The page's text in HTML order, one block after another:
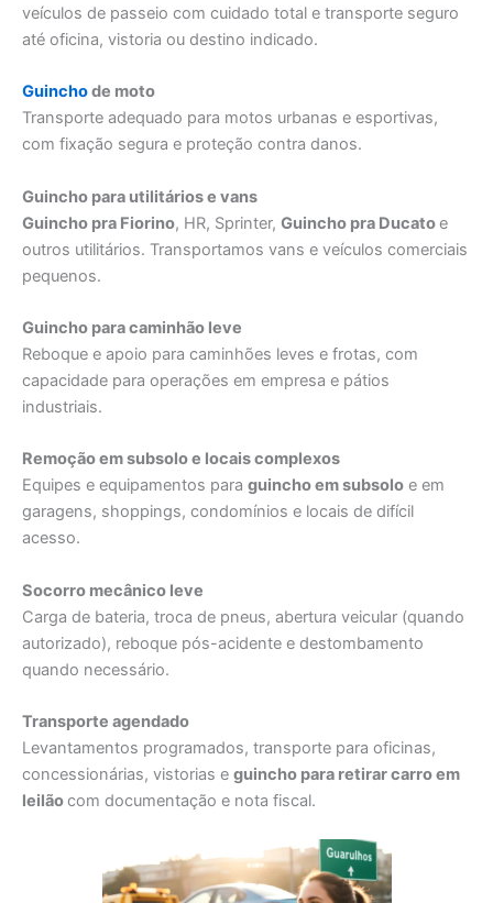
veículos de passeio com cuidado total e transporte seguro
até oficina, vistoria ou destino indicado.
Guinchode moto
Transporte adequado para motos urbanas e esportivas,
com fixação segura e proteção contra danos.
Guincho para utilitários e vans
Guincho pra Fiorino, HR, Sprinter, Guincho pra Ducatoe
outros utilitários. Transportamos vans e veículos comerciais
pequenos.
Guincho para caminhão leve
Reboque e apoio para caminhões leves e frotas, com
capacidade para operações em empresa e pátios
industriais.
Remoção em subsolo e locais complexos
Equipes e equipamentos para guincho em subsolo e em
garagens, shoppings, condomínios e locais de difícil
acesso.
Socorro mecânico leve
Carga de bateria, troca de pneus, abertura veicular (quando
autorizado), reboque pós-acidente e destombamento
quando necessário.
Transporte agendado
Levantamentos programados, transporte para oficinas,
concessionárias, vistorias e guincho para retirar carro em
leilãocom documentação e nota fiscal.